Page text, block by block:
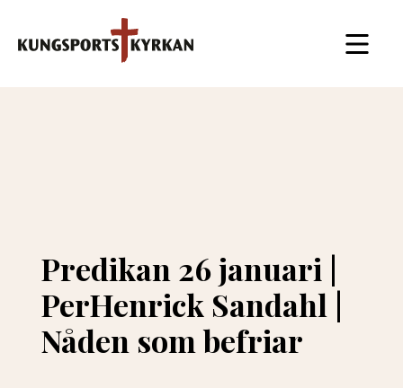
Predikan 26 januari |
PerHenrick Sandahl |
Nåden som befriar